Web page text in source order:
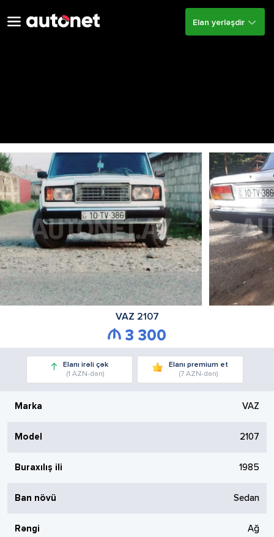
Elan yerləşdir
VAZ 2107
3 300
Elanı irəli çək
(1 AZN-dən)
Elanı premium et
(7 AZN-dən)
Marka VAZ
Model 2107
Buraxılış ili 1985
Ban növü Sedan
Rəngi Ağ